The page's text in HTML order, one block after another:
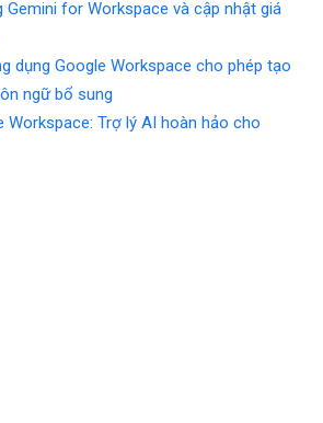
Gemini for Workspace và cập nhật giá
dụng Google Workspace cho phép tạo
ngữ bổ sung
Workspace: Trợ lý AI hoàn hảo cho